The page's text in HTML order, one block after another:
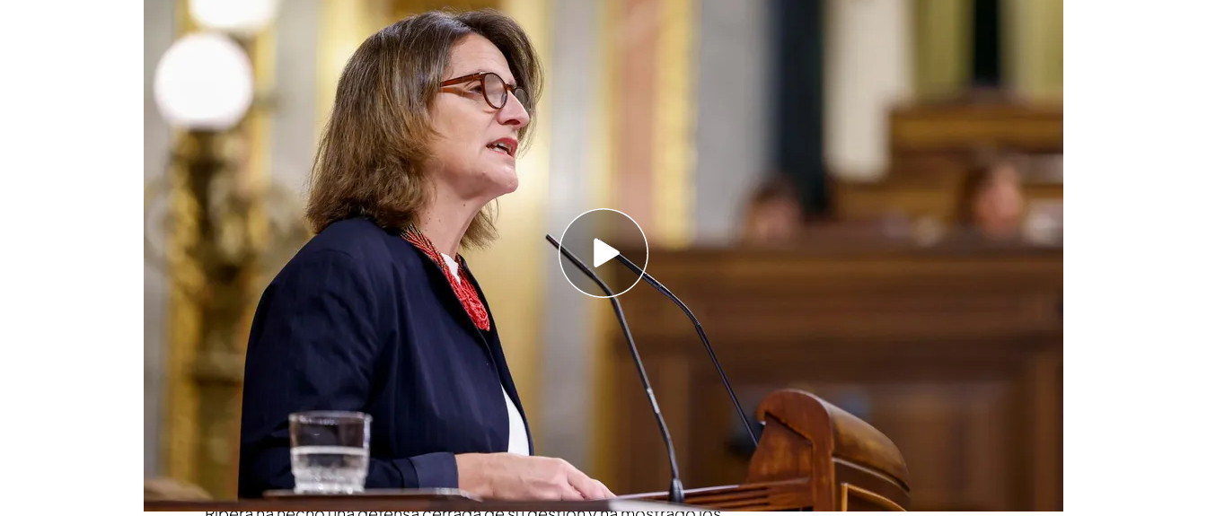
Teresa Ribera comparece en el Congreso por su gestión de la DANA
Redacción digital Noticias Cuatro
20 NOV 2024 - 14:47h.
Los populares culpan a Ribera de los muertos por la DANA por no
realizar las obras en el barranco del Poyo
Ribera ha responsabilizado al PP de frenar las actuaciones y obras de
emergencia en el barranco
Los reyes acuden a las casas y los negocios afectados por la DANA
para brindarles apoyo a los valencianos
Compartir
La vicepresidenta tercera del Gobierno de España, Teresa Ribera
comparecido en el Congreso de los Diputados para dar explicaciones
sobre la gestión de su ministerio en la DANA trasconvertirse en el foco de
las acusaciones del PP.Según informa María Galán y Susana Camacho,